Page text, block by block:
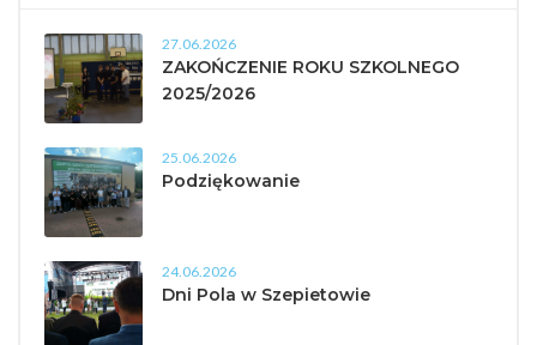
27.06.2026
ZAKOŃCZENIE ROKU SZKOLNEGO
2025/2026
25.06.2026
Podziękowanie
24.06.2026
Dni Pola w Szepietowie